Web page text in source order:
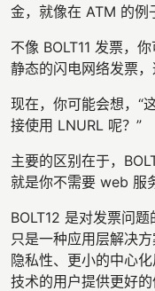
金，就像在 ATM 的例
不像 BOLT11 发票，
静态的闪电网络发票，
现在，你可能会想，“
接使用 LNURL 呢？”
主要的区别在于，
就是你不需要 web 服
BOLT12 是对发票问
只是一种应用层解决
隐私性、更小的中心
技术的用户提供更好的